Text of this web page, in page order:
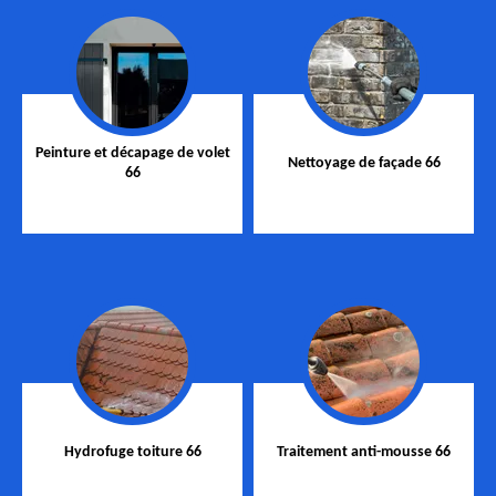
Peinture et décapage de volet
66
Nettoyage de façade 66
Hydrofuge toiture 66 Traitement anti-mousse 66